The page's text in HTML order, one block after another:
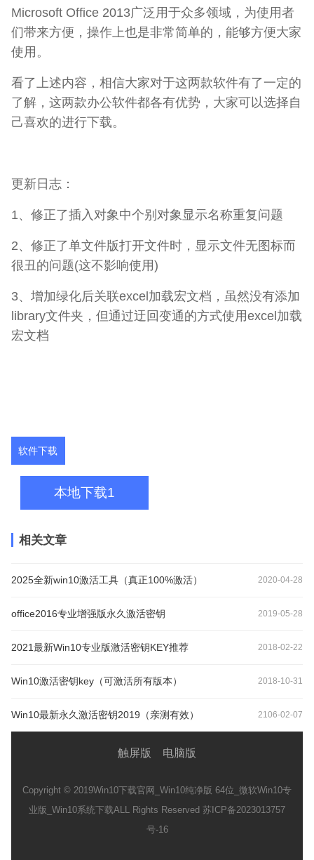
Microsoft Office 2013广泛用于众多领域，为使用者
们带来方便，操作上也是非常简单的，能够方便大家
使用。
看了上述内容，相信大家对于这两款软件有了一定的
了解，这两款办公软件都各有优势，大家可以选择自
己喜欢的进行下载。
更新日志：
1、修正了插入对象中个别对象显示名称重复问题
2、修正了单文件版打开文件时，显示文件无图标而
很丑的问题(这不影响使用)
3、增加绿化后关联excel加载宏文档，虽然没有添加
library文件夹，但通过迂回变通的方式使用excel加载
宏文档
软件下载
本地下载1
相关文章
2025全新win10激活工具（真正100%激活） 2020-04-28
office2016专业增强版永久激活密钥 2019-05-28
2021最新Win10专业版激活密钥KEY推荐 2018-02-22
Win10激活密钥key（可激活所有版本） 2018-10-31
Win10最新永久激活密钥2019（亲测有效） 2106-02-07
触屏版 电脑版
Copyright © 2019Win10下载官网_Win10纯净版 64位_微软Win10专
业版_Win10系统下载ALL Rights Reserved 苏ICP备2023013757
号-16